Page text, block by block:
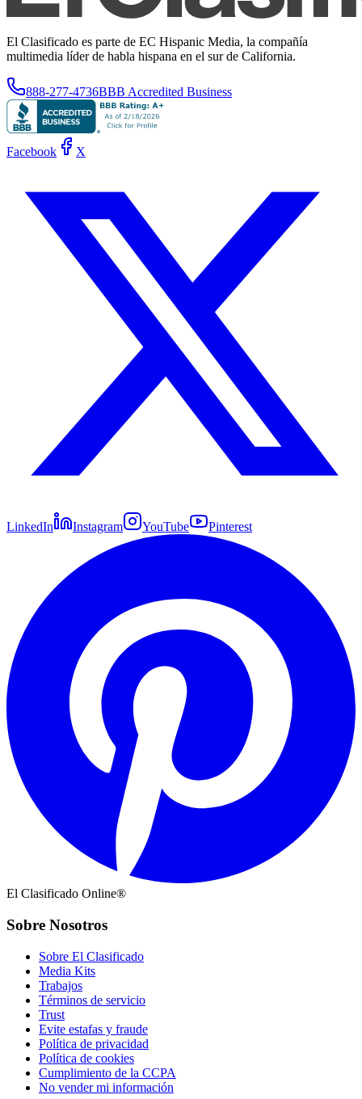
El Clasificado es parte de EC Hispanic Media, la compañía
multimedia líder de habla hispana en el sur de California.
888-277-4736BBB Accredited Business
Facebook X
LinkedIn Instagram YouTube Pinterest
El Clasificado Online®
Sobre Nosotros
Sobre El Clasificado
Media Kits
Trabajos
Términos de servicio
Trust
Evite estafas y fraude
Política de privacidad
Política de cookies
Cumplimiento de la CCPA
No vender mi información